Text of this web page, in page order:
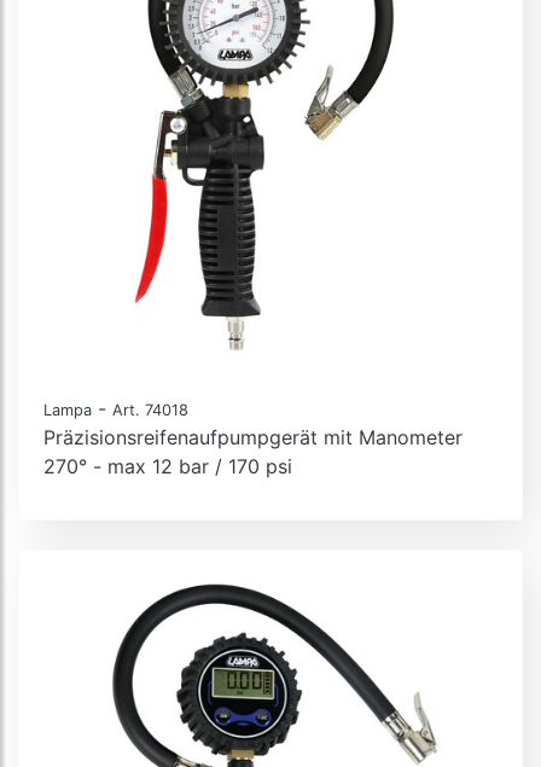
Lampa - Art. 74018
Präzisionsreifenaufpumpgerät mit Manometer
270° - max 12 bar / 170 psi